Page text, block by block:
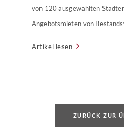
von 120 ausgewählten
Angebotsmieten von
Artikel lesen
ZURÜCK ZUR